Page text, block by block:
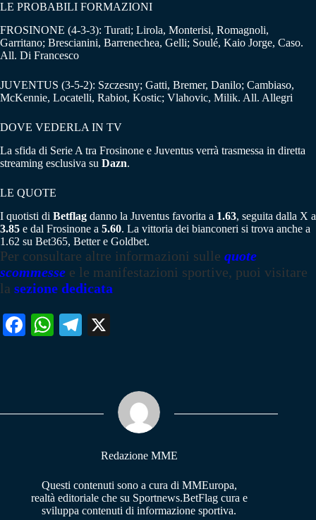
LE PROBABILI FORMAZIONI
FROSINONE (4-3-3): Turati; Lirola, Monterisi, Romagnoli,
Garritano; Brescianini, Barrenechea, Gelli; Soulé, Kaio Jorge, Caso.
All. Di Francesco
JUVENTUS (3-5-2): Szczesny; Gatti, Bremer, Danilo; Cambiaso,
McKennie, Locatelli, Rabiot, Kostic; Vlahovic, Milik. All. Allegri
DOVE VEDERLA IN TV
La sfida di Serie A tra Frosinone e Juventus verrà trasmessa in diretta
streaming esclusiva su Dazn.
LE QUOTE
I quotisti di Betflag danno la Juventus favorita a 1.63, seguita dalla X a
3.85 e dal Frosinone a 5.60. La vittoria dei bianconeri si trova anche a
1.62 su Bet365, Better e Goldbet.
Per consultare altre informazioni sulle quote
scommesse e le manifestazioni sportive, puoi visitare
la sezione dedicata
Fa W
pp
Te
m
Redazione MME
Questi contenuti sono a cura di MMEuropa,
realtà editoriale che su Sportnews.BetFlag cura e
sviluppa contenuti di informazione sportiva.